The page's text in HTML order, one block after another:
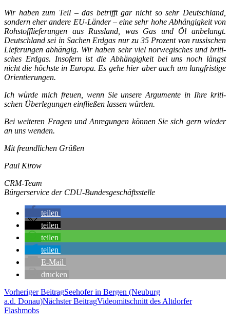
Wir haben zum Teil – das betrifft gar nicht so sehr Deutsch­land,
son­dern eher ande­re EU-Län­der – eine sehr hohe Abhän­gig­keit von
Roh­stoff­lie­fe­run­gen aus Russ­land, was Gas und Öl anbe­langt.
Deutsch­land sei in Sachen Erd­gas nur zu 35 Pro­zent von rus­si­schen
Lie­fe­run­gen abhän­gig. Wir haben sehr viel nor­we­gi­sches und bri­ti­
sches Erd­gas. Inso­fern ist die Abhän­gig­keit bei uns noch längst
nicht die höchs­te in Euro­pa. Es gehe hier aber auch um lang­fris­ti­ge
Orientierungen.
Ich wür­de mich freu­en, wenn Sie unse­re Argu­men­te in Ihre kri­ti­
schen Über­le­gun­gen ein­flie­ßen las­sen würden.
Bei wei­te­ren Fra­gen und Anre­gun­gen kön­nen Sie sich gern wie­der
an uns wenden.
Mit freund­li­chen Grüßen
Paul Kirow
CRM-Team
Bür­ger­ser­vice der CDU-Bundesgeschäftsstelle
tei­len
tei­len
tei­len
tei­len
E‑Mail
dru­cken
Beitragsnavigation
Vorheriger BeitragSee­ho­fer in Ber­gen (Neu­burg
a.d. Donau)Nächster BeitragVideo­mit­schnitt des Alt­dor­fer
Flashmobs